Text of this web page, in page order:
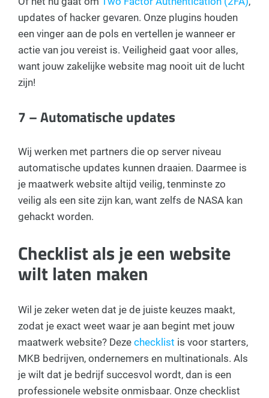
updates of hacker gevaren. Onze plugins houden
een vinger aan de pols en vertellen je wanneer er
actie van jou vereist is. Veiligheid gaat voor alles,
want jouw zakelijke website mag nooit uit de lucht
zijn!
7 – Automatische updates
Wij werken met partners die op server niveau
automatische updates kunnen draaien. Daarmee is
je maatwerk website altijd veilig, tenminste zo
veilig als een site zijn kan, want zelfs de NASA kan
gehackt worden.
Checklist als je een website
wilt laten maken
Wil je zeker weten dat je de juiste keuzes maakt,
zodat je exact weet waar je aan begint met jouw
maatwerk website? Deze checklist is voor starters,
MKB bedrijven, ondernemers en multinationals. Als
je wilt dat je bedrijf succesvol wordt, dan is een
professionele website onmisbaar. Onze checklist